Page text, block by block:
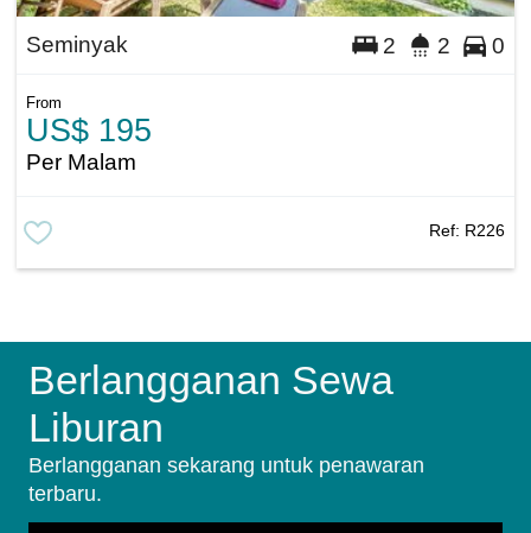
Seminyak 2 2 0
From
US$ 195
Per Malam
Ref: R226
Berlangganan Sewa
Liburan
Berlangganan sekarang untuk penawaran
terbaru.